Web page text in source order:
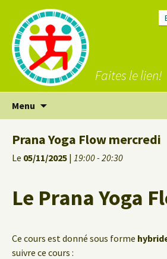
Faites le lien!
Menu
Prana Yoga Flow mercredi
Le 05/11/2025 | 19:00 - 20:30
Le Prana Yoga
Ce cours est donné sous forme
suivre ce cours :